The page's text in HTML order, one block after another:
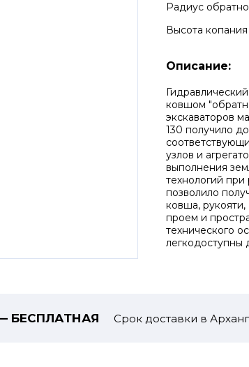
Радиус
Высота копания
Описание:
ковшом
экскаваторов
130 получило
узлов и
выполнения
технологий при
позволило
ковша,
проем и
технического
легкодоступны
БЕСПЛАТНАЯ Срок доставки в